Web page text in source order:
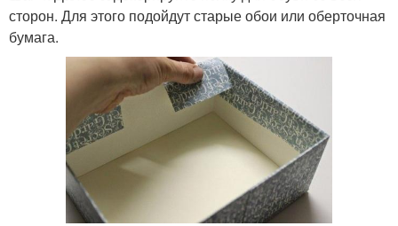
сторон. Для этого подойдут старые обои или оберточная
бумага.